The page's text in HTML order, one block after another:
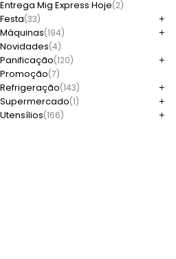
Entrega Mig Express Hoje(2)
Festa(33)
Máquinas(194)
Novidades(4)
Panificação(120)
Promoção(7)
Refrigeração(143)
Supermercado(1)
Utensílios(166)